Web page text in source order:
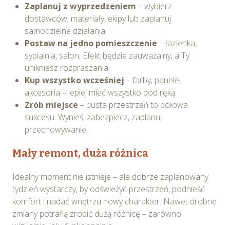
Zaplanuj z wyprzedzeniem – wybierz
dostawców, materiały, ekipy lub zaplanuj
samodzielne działania.
Postaw na jedno pomieszczenie – łazienka,
sypialnia, salon. Efekt będzie zauważalny, a Ty
unikniesz rozpraszania.
Kup wszystko wcześniej – farby, panele,
akcesoria – lepiej mieć wszystko pod ręką.
Zrób miejsce – pusta przestrzeń to połowa
sukcesu. Wynieś, zabezpiecz, zaplanuj
przechowywanie.
Mały remont, duża różnica
Idealny moment nie istnieje – ale dobrze zaplanowany
tydzień wystarczy, by odświeżyć przestrzeń, podnieść
komfort i nadać wnętrzu nowy charakter. Nawet drobne
zmiany potrafią zrobić dużą różnicę – zarówno